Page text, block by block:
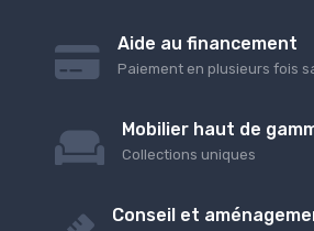
Aide au financement
Paiement en plusieurs fois
Mobilier haut de
Collections uniques
Conseil et